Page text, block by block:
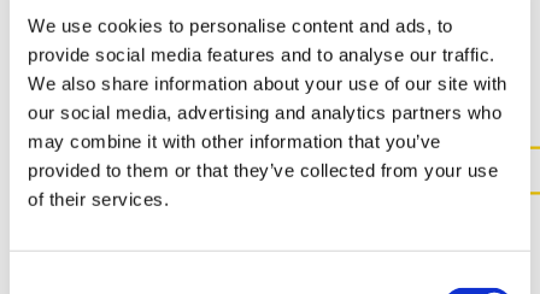
We use cookies to personalise content and ads, to
provide social media features and to analyse our traffic.
We also share information about your use of our site with
our social media, advertising and analytics partners who
may combine it with other information that you’ve
provided to them or that they’ve collected from your use
of their services.
ALTRI DOCUMENTI
CONTATTACI PER MAGGIOR
INFORMAZIONI SUL